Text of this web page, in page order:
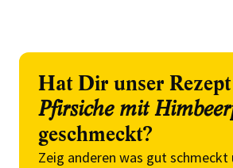
Hat Dir unser Rezept
Pfirsiche mit
geschmeckt?
Zeig anderen was gut schmeckt